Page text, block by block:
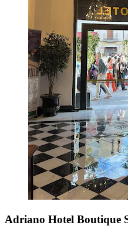
Adriano Hotel Boutique